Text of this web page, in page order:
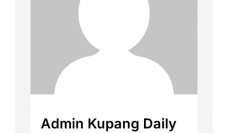
Admin Kupang Daily